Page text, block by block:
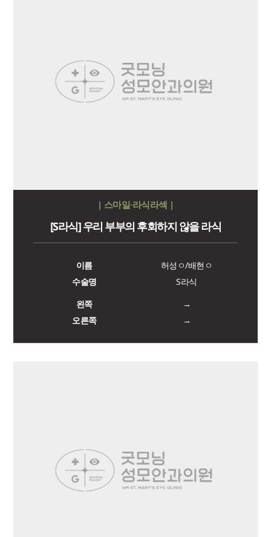
| 스마일·라식라섹 |
[S라식] 우리 부부의 후회하지 않을 라식
이름
허성ㅇ/배현ㅇ
수술명
S라식
왼쪽
→
오른쪽
→